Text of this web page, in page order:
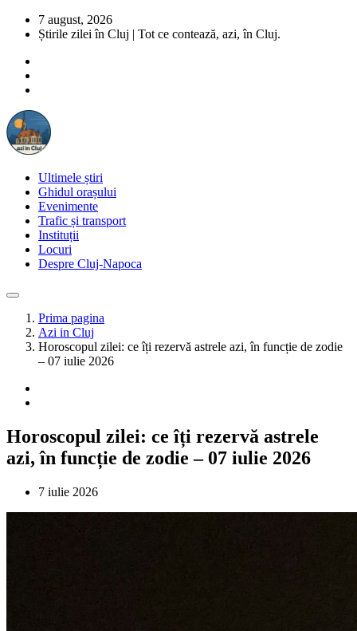
7 august, 2026
Știrile zilei în Cluj | Tot ce contează, azi, în Cluj.
Ultimele știri
Ghidul orașului
Evenimente
Trafic și transport
Instituții
Locuri
Despre Cluj-Napoca
Prima pagina
Azi in Cluj
Horoscopul zilei: ce îți rezervă astrele azi, în funcție de zodie
– 07 iulie 2026
Horoscopul zilei: ce îți rezervă astrele
azi, în funcție de zodie – 07 iulie 2026
7 iulie 2026